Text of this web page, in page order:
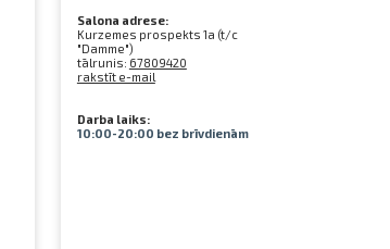
Salona adrese:
Kurzemes prospekts 1a (t/c
"Damme")
tālrunis: 67809420
rakstīt e-mail
Darba laiks:
10:00-20:00 bez brīvdienām